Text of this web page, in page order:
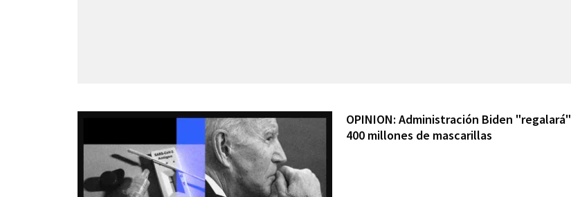
OPINION: Administración Biden "regalará"
400 millones de mascarillas